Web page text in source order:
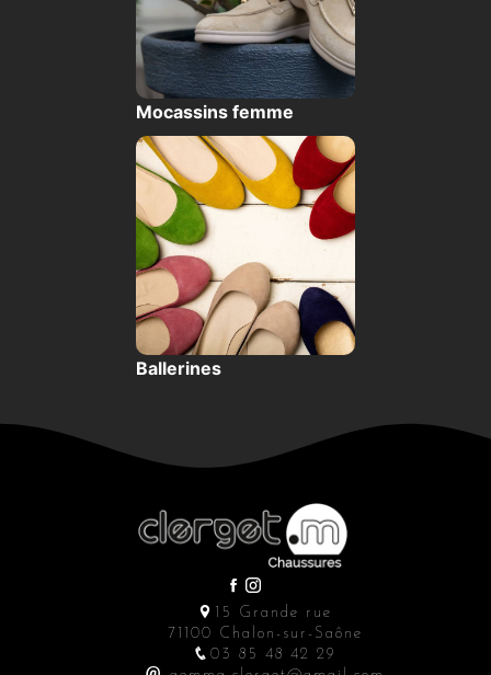
Mocassins femme
Ballerines
15 Grande rue
71100 Chalon-sur-Saône
03 85 48 42 29